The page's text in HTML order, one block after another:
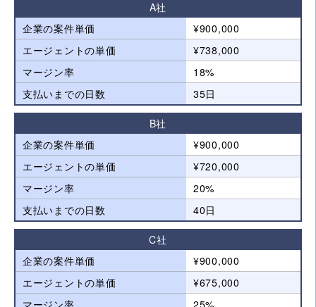
A社
企業の案件単価
¥900,000
エージェントの単価
¥738,000
マージン率
18%
支払いまでの日数
35日
B社
企業の案件単価
¥900,000
エージェントの単価
¥720,000
マージン率
20%
支払いまでの日数
40日
C社
企業の案件単価
¥900,000
エージェントの単価
¥675,000
マージン率
25%